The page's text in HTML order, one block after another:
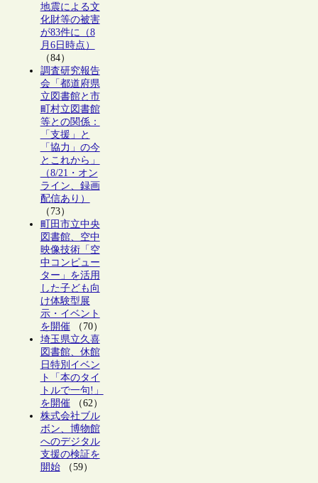
地震による文
化財等の被害
が83件に（8
月6日時点）
（84）
調査研究報告
会「都道府県
立図書館と市
町村立図書館
等との関係：
「支援」と
「協力」の今
とこれから」
（8/21・オン
ライン、録画
配信あり）
（73）
町田市立中央
図書館、空中
映像技術「空
中コンピュー
ター」を活用
した子ども向
け体験型展
示・イベント
を開催（70）
埼玉県立久喜
図書館、休館
日特別イベン
ト「本のタイ
トルで一句!」
を開催（62）
株式会社ブル
ボン、博物館
へのデジタル
支援の検証を
開始（59）